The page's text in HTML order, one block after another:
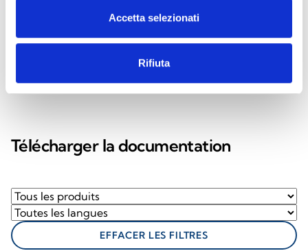
Accetta selezionati
Rifiuta
Télécharger la documentation
EFFACER LES FILTRES